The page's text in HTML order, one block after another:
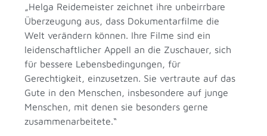
„Helga Reidemeister zeichnet ihre unbeirrbare
Überzeugung aus, dass Dokumentarfilme die
Welt verändern können. Ihre Filme sind ein
leidenschaftlicher Appell an die Zuschauer, sich
für bessere Lebensbedingungen, für
Gerechtigkeit, einzusetzen. Sie vertraute auf das
Gute in den Menschen, insbesondere auf junge
Menschen, mit denen sie besonders gerne
zusammenarbeitete.“